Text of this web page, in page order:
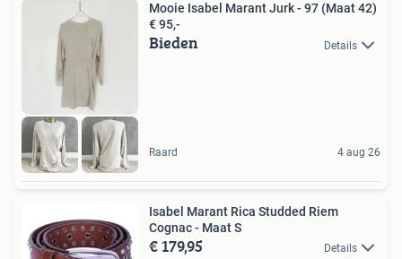
Mooie Isabel Marant Jurk - 97 (Maat 42)
€ 95,-
Bieden Details
Raard 4 aug 26
Isabel Marant Rica Studded Riem
Cognac - Maat S
€ 179,95 Details